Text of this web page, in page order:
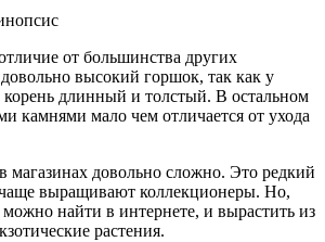
от большинства других
высокий горшок, так как у
корень длинный и толстый. В остальном
камнями мало чем отличается от ухода
магазинах довольно сложно. Это редкий
выращивают коллекционеры. Но,
найти в интернете, и вырастить из
растения.